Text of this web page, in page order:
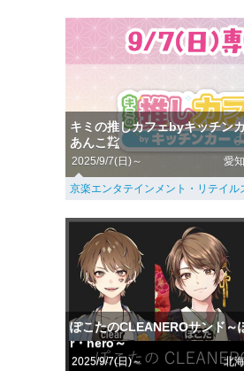
キミの推しカフェbyキッチン
あんこ㌠
2025/9/7(日)～ 愛
京楽エンタテインメント・リテイル
ぽこたのCLEANEROサンド～
r・nero～
2025/9/7(日)～ 北